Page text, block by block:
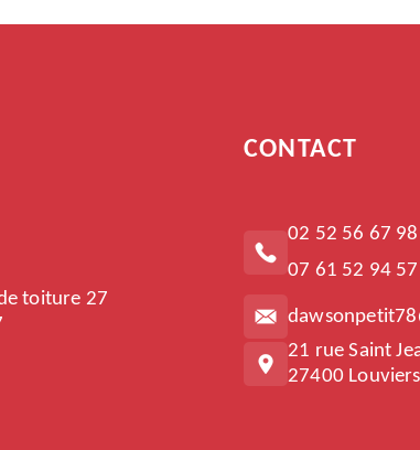
toiture 27
CONTACT
02 52 56 67 98
07 61 52 94 57
21 rue Saint
27400 Louviers